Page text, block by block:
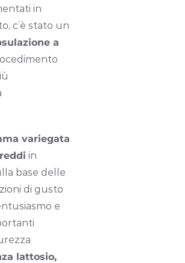
in
c’è stato un
a
variegata
in
base delle
di gusto
e
lattosio,